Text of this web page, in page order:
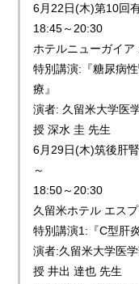
6月22日(木)第10回
18:45～20:30
ホテルニューガイア
特別講演:『糖尿病
療』
演者: 久留米大学医
授 深水 圭 先生
6月29日(木)筑後肝
～
18:50～20:30
久留米ホテル エス
特別講演1:『C型肝
演者:久留米大学医
授 井出 達也 先生